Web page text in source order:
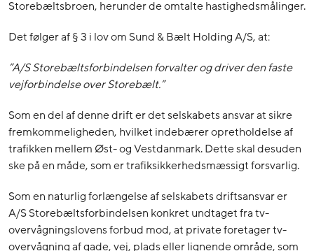
Storebæltsbroen, herunder de omtalte hastighedsmålinger.
Det følger af § 3 i lov om Sund & Bælt Holding A/S, at:
”A/S Storebæltsforbindelsen forvalter og driver den faste
vejforbindelse over Storebælt.”
Som en del af denne drift er det selskabets ansvar at sikre
fremkommeligheden, hvilket indebærer opretholdelse af
trafikken mellem Øst- og Vestdanmark. Dette skal desuden
ske på en måde, som er trafiksikkerhedsmæssigt forsvarlig.
Som en naturlig forlængelse af selskabets driftsansvar er
A/S Storebæltsforbindelsen konkret undtaget fra tv-
overvågningslovens forbud mod, at private foretager tv-
overvågning af gade, vej, plads eller lignende område, som